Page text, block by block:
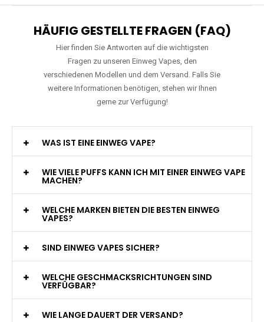
HÄUFIG GESTELLTE FRAGEN (FAQ)
Hier finden Sie Antworten auf die wichtigsten
Fragen zu unseren Einweg Vapes, den
verschiedenen Modellen und dem Versand. Falls Sie
weitere Informationen benötigen, stehen wir Ihnen
gerne zur Verfügung!
WAS IST EINE EINWEG VAPE?
WIE VIELE PUFFS KANN ICH MIT EINER EINWEG VAPE
MACHEN?
WELCHE MARKEN BIETEN DIE BESTEN EINWEG
VAPES?
SIND EINWEG VAPES SICHER?
WELCHE GESCHMACKSRICHTUNGEN SIND
VERFÜGBAR?
WIE LANGE DAUERT DER VERSAND?